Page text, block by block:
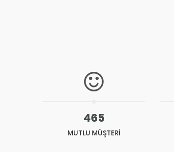
465
MUTLU MÜŞTERİ